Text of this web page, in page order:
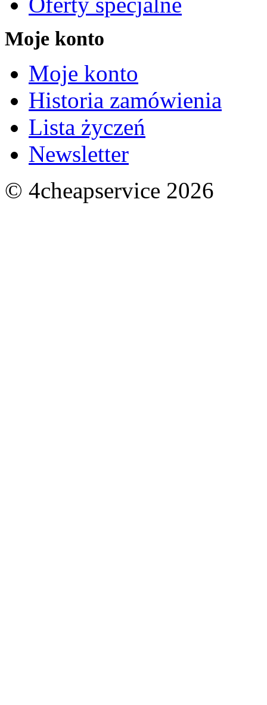
Moje konto
Moje konto
Historia zamówienia
Lista życzeń
Newsletter
© 4cheapservice 2026